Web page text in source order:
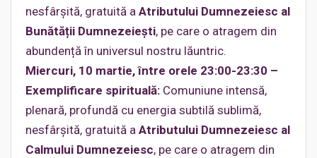
nesfârşită, gratuită a Atributului Dumnezeiesc al
Bunătății Dumnezeieşti, pe care o atragem din
abundență în universul nostru lăuntric.
Miercuri, 10 martie, între orele 23:00-23:30 –
Exemplificare spirituală: Comuniune intensă,
plenară, profundă cu energia subtilă sublimă,
nesfârşită, gratuită a Atributului Dumnezeiesc al
Calmului Dumnezeiesc, pe care o atragem din